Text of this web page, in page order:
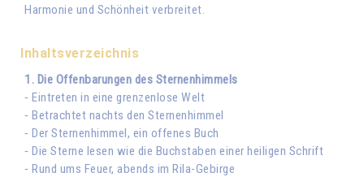
Harmonie und Schönheit verbreitet.
Inhaltsverzeichnis
1. Die Offenbarungen des Sternenhimmels
⁃ Eintreten in eine grenzenlose Welt
⁃ Betrachtet nachts den Sternenhimmel
⁃ Der Sternenhimmel, ein offenes Buch
⁃ Die Sterne lesen wie die Buchstaben einer heiligen Schrift
⁃ Rund ums Feuer, abends im Rila-Gebirge